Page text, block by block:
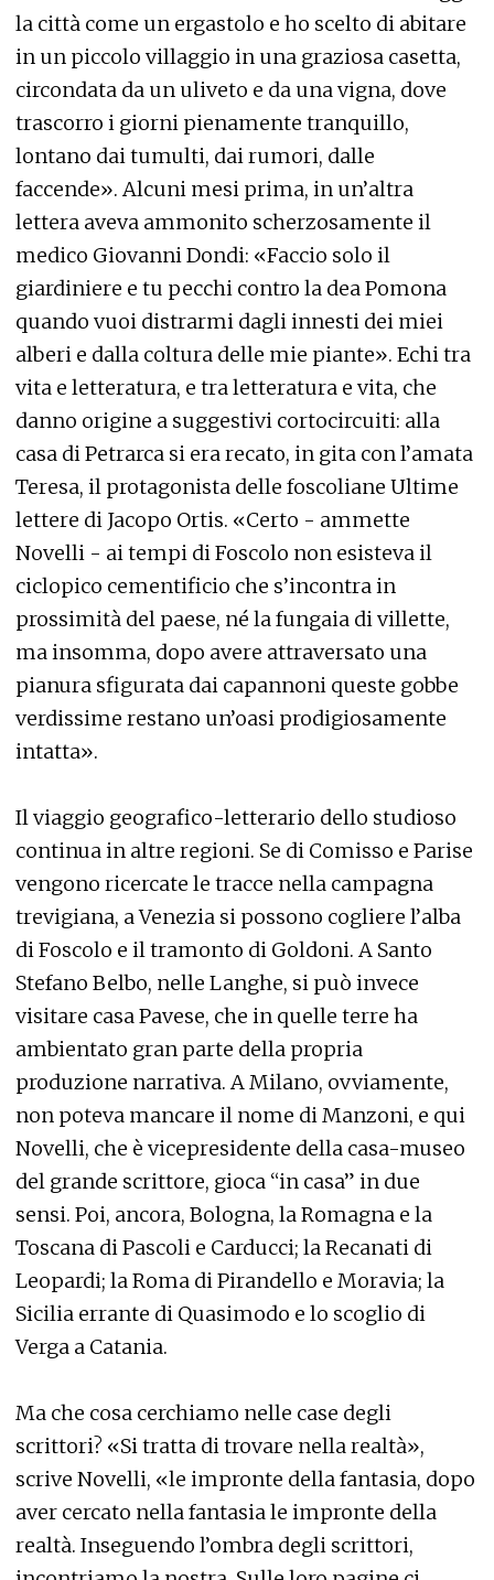
la città come un ergastolo e ho scelto di abitare
in un piccolo villaggio in una graziosa casetta,
circondata da un uliveto e da una vigna, dove
trascorro i giorni pienamente tranquillo,
lontano dai tumulti, dai rumori, dalle
faccende». Alcuni mesi prima, in un’altra
lettera aveva ammonito scherzosamente il
medico Giovanni Dondi: «Faccio solo il
giardiniere e tu pecchi contro la dea Pomona
quando vuoi distrarmi dagli innesti dei miei
alberi e dalla coltura delle mie piante». Echi tra
vita e letteratura, e tra letteratura e vita, che
danno origine a suggestivi cortocircuiti: alla
casa di Petrarca si era recato, in gita con l’amata
Teresa, il protagonista delle foscoliane Ultime
lettere di Jacopo Ortis. «Certo - ammette
Novelli - ai tempi di Foscolo non esisteva il
ciclopico cementificio che s’incontra in
prossimità del paese, né la fungaia di villette,
ma insomma, dopo avere attraversato una
pianura sfigurata dai capannoni queste gobbe
verdissime restano un’oasi prodigiosamente
intatta».
Il viaggio geografico-letterario dello studioso
continua in altre regioni. Se di Comisso e Parise
vengono ricercate le tracce nella campagna
trevigiana, a Venezia si possono cogliere l’alba
di Foscolo e il tramonto di Goldoni. A Santo
Stefano Belbo, nelle Langhe, si può invece
visitare casa Pavese, che in quelle terre ha
ambientato gran parte della propria
produzione narrativa. A Milano, ovviamente,
non poteva mancare il nome di Manzoni, e qui
Novelli, che è vicepresidente della casa-museo
del grande scrittore, gioca “in casa” in due
sensi. Poi, ancora, Bologna, la Romagna e la
Toscana di Pascoli e Carducci; la Recanati di
Leopardi; la Roma di Pirandello e Moravia; la
Sicilia errante di Quasimodo e lo scoglio di
Verga a Catania.
Ma che cosa cerchiamo nelle case degli
scrittori? «Si tratta di trovare nella realtà»,
scrive Novelli, «le impronte della fantasia, dopo
aver cercato nella fantasia le impronte della
realtà. Inseguendo l’ombra degli scrittori,